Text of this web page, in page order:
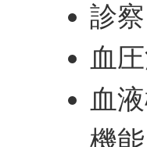
診察
血
血
機能